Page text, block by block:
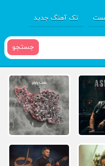
تک آهنگ جدید
جستجو